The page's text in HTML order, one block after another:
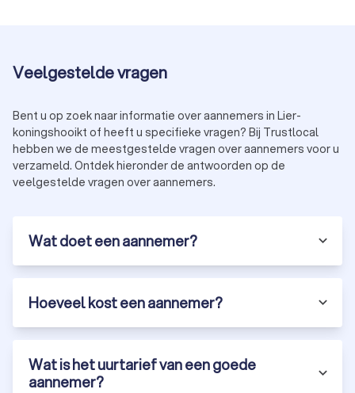
Veelgestelde vragen
Bent u op zoek naar informatie over aannemers in Lier-
koningshooikt of heeft u specifieke vragen? Bij Trustlocal
hebben we de meestgestelde vragen over aannemers voor u
verzameld. Ontdek hieronder de antwoorden op de
veelgestelde vragen over aannemers.
Wat doet een aannemer?
Hoeveel kost een aannemer?
Wat is het uurtarief van een goede
aannemer?